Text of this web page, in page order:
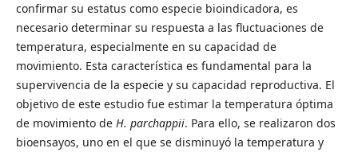
confirmar su estatus como especie bioindicadora, es
necesario determinar su respuesta a las fluctuaciones de
temperatura, especialmente en su capacidad de
movimiento. Esta característica es fundamental para la
supervivencia de la especie y su capacidad reproductiva. El
objetivo de este estudio fue estimar la temperatura óptima
de movimiento de H. parchappii. Para ello, se realizaron dos
bioensayos, uno en el que se disminuyó la temperatura y